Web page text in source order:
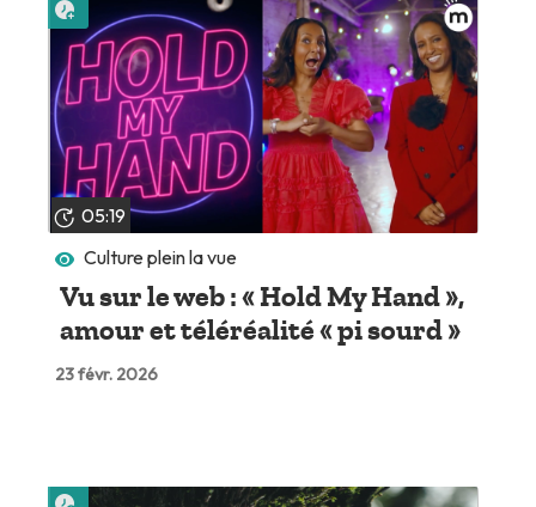
05:19
Culture plein la vue
Vu sur le web : « Hold My Hand »,
amour et téléréalité « pi sourd »
23 févr. 2026
Lire plus tard